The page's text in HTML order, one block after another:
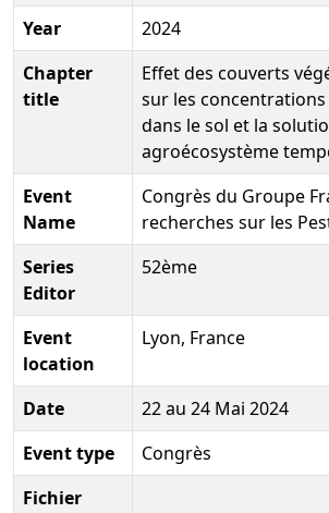
Year
2024
Chapter
title
Effet des couverts
sur les
dans le sol et la
agroécosystème
Event
Name
Congrès du Groupe
recherches sur les
Series
Editor
52ème
Event
location
Lyon, France
Date
22 au 24 Mai 2024
Event type
Congrès
Fichier